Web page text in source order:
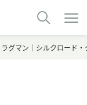
グマン｜シルクロード